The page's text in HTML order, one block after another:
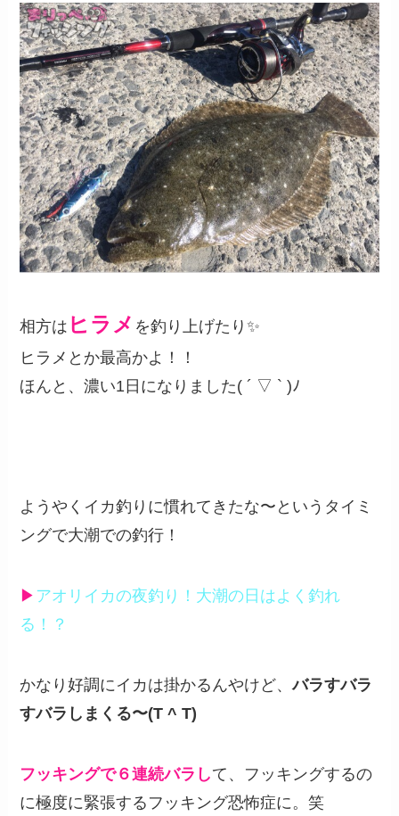
相方は ヒラメ を釣り上げたり✨
ヒラメとか最高かよ！！
ほんと、濃い1日になりました( ´ ▽ ` )ﾉ
ようやくイカ釣りに慣れてきたな〜というタイミ
ングで大潮での釣行！
▶︎ アオリイカの夜釣り！大潮の日はよく釣れ
る！？
かなり好調にイカは掛かるんやけど、バラすバラ
すバラしまくる〜(T ^ T)
フッキングで６連続バラして、フッキングするの
に極度に緊張するフッキング恐怖症に。笑